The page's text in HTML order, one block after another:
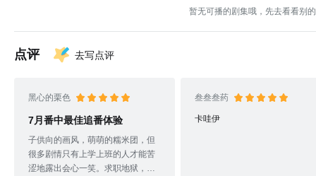
暂无可播的剧集哦，先去看看别
点评 去写点评
黑心的栗色
7月番中最佳追番体验
子供向的画风，萌萌的糯米团，但
很多剧情只有上学上班的人才能苦
涩地露出会心一笑。求职地狱，河
叁叁叁药
卡哇伊